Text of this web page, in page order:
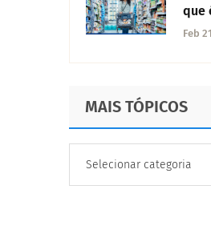
que
Feb
MAIS TÓPICOS
TÓPICOS